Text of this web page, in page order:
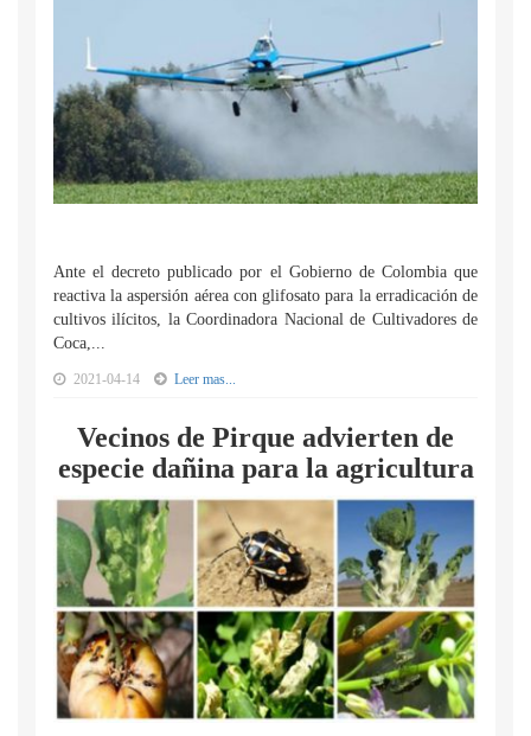
Ante el decreto publicado por el Gobierno de Colombia que
reactiva la aspersión aérea con glifosato para la erradicación de
cultivos ilícitos, la Coordinadora Nacional de Cultivadores de
Coca,...
2021-04-14 Leer mas...
Vecinos de Pirque advierten de
especie dañina para la agricultura